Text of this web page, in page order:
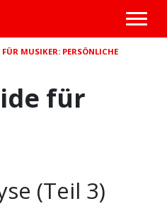
MUSIKER: PERSÖNLICHE
für
(Teil 3)